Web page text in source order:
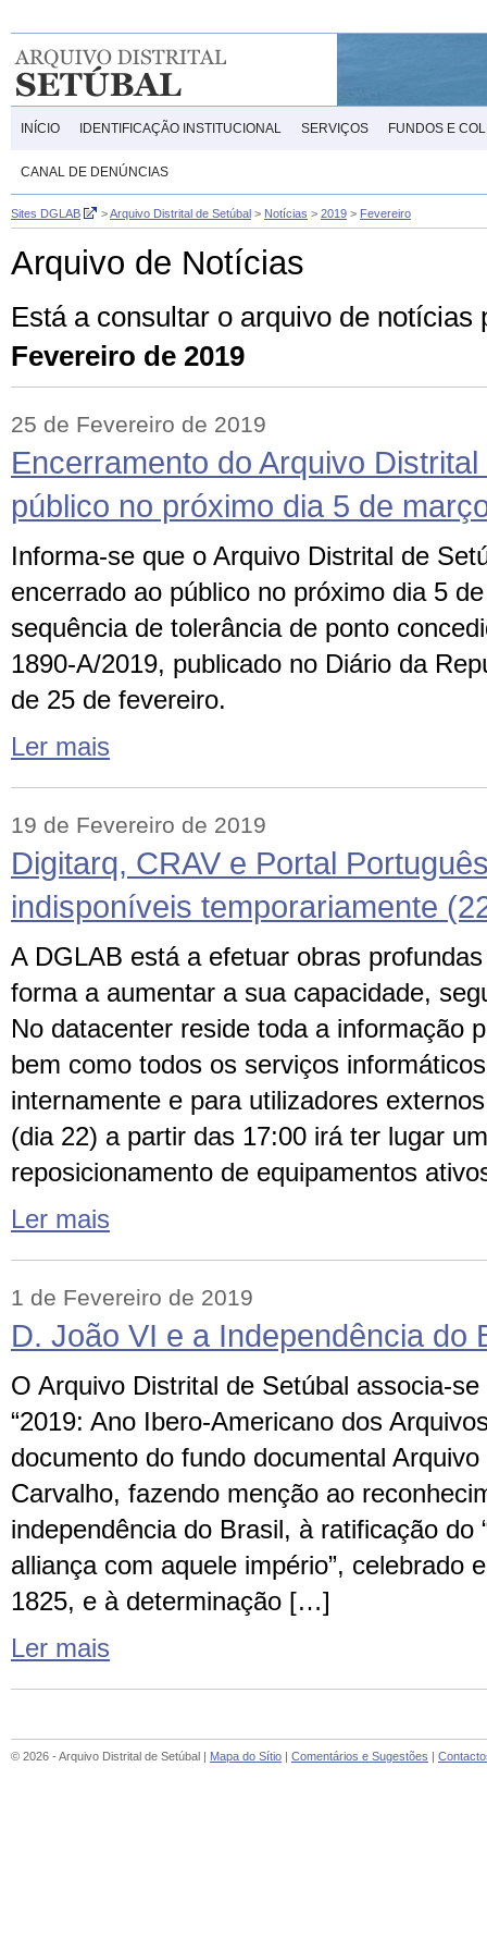
INÍCIO IDENTIFICAÇÃO INSTITUCIONAL SERVIÇOS FUNDOS E
CANAL DE DENÚNCIAS
Sites DGLAB >Arquivo Distrital de Setúbal > Notícias > 2019 > Fevereiro
Arquivo de Notícias
Está a consultar o arquivo de notícias
Fevereiro de 2019
25 de Fevereiro de 2019
Encerramento do Arquivo
público no próximo dia 5 de
Informa-se que o Arquivo Distrital de
encerrado ao público no próximo dia 5
sequência de tolerância de ponto
1890-A/2019, publicado no Diário da
de 25 de fevereiro.
Ler mais
19 de Fevereiro de 2019
Digitarq, CRAV e Portal
indisponíveis temporariamente
A DGLAB está a efetuar obras
forma a aumentar a sua capacidade,
No datacenter reside toda a informação
bem como todos os serviços
internamente e para utilizadores
(dia 22) a partir das 17:00 irá ter lugar
reposicionamento de equipamentos
Ler mais
1 de Fevereiro de 2019
D. João VI e a Independência do
O Arquivo Distrital de Setúbal associa-
“2019: Ano Ibero-Americano dos
documento do fundo documental
Carvalho, fazendo menção ao
independência do Brasil, à ratificação do
alliança com aquele império”, celebrado
1825, e à determinação […]
Ler mais
© 2026 - Arquivo Distrital de Setúbal | Mapa do Sítio | Comentários e Sugestões |